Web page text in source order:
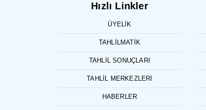
Hızlı Linkler
ÜYELIK
TAHLILMATIK
TAHLIL SONUÇLARI
TAHLIL MERKEZLERI
HABERLER